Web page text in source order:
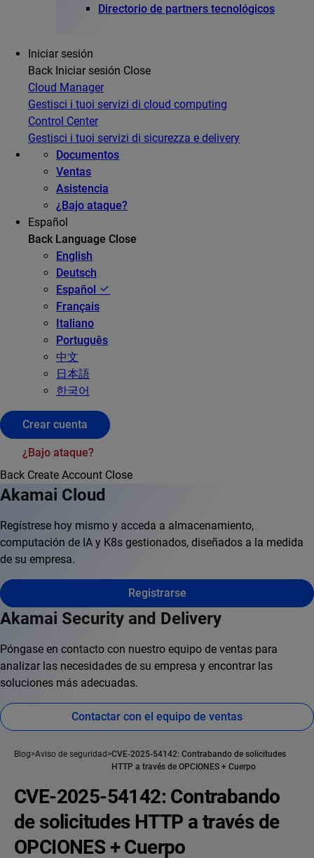
Directorio de partners tecnológicos
Iniciar sesión
Back Iniciar sesión Close
Cloud Manager
Gestisci i tuoi servizi di cloud computing
Control Center
Gestisci i tuoi servizi di sicurezza e delivery
Documentos
Ventas
Asistencia
¿Bajo ataque?
Español
Back Language Close
English
Deutsch
Español
Français
Italiano
Português
中文
日本語
한국어
Crear cuenta
¿Bajo ataque?
Back Create Account Close
Akamai Cloud
Regístrese hoy mismo y acceda a almacenamiento,
computación de IA y K8s gestionados, diseñados a la medida
de su empresa.
Registrarse
Akamai Security and Delivery
Póngase en contacto con nuestro equipo de ventas para
analizar las necesidades de su empresa y encontrar las
soluciones más adecuadas.
Contactar con el equipo de ventas
Blog Aviso de seguridad CVE-2025-54142: Contrabando de solicitudes
HTTP a través de OPCIONES + Cuerpo
CVE-2025-54142: Contrabando
de solicitudes HTTP a través de
OPCIONES + Cuerpo